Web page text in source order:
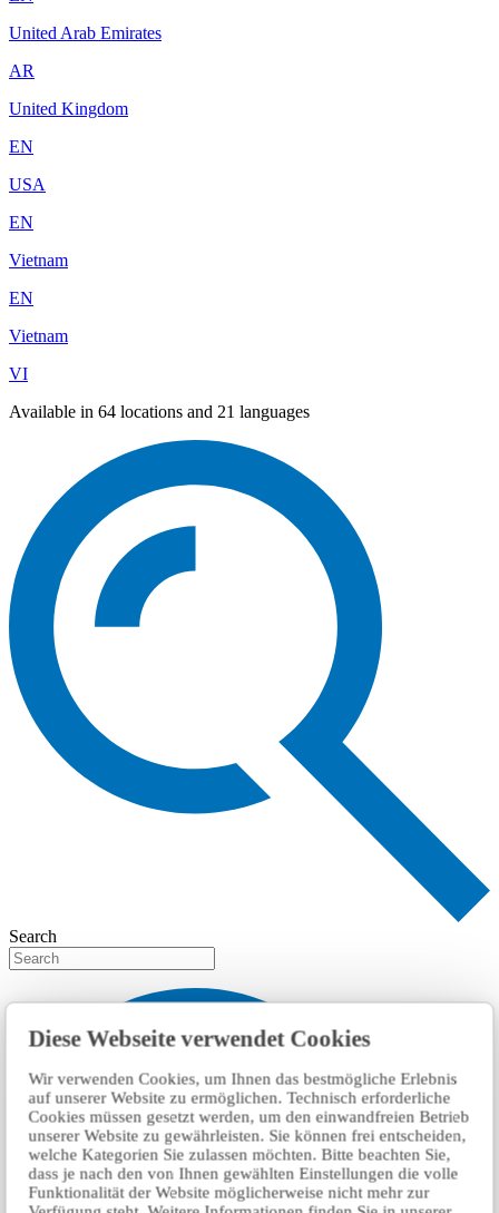
Diese Webseite verwendet Cookies
Wir verwenden Cookies, um Ihnen das bestmögliche Erlebnis
auf unserer Website zu ermöglichen. Technisch erforderliche
Cookies müssen gesetzt werden, um den einwandfreien Betrieb
unserer Website zu gewährleisten. Sie können frei entscheiden,
welche Kategorien Sie zulassen möchten. Bitte beachten Sie,
dass je nach den von Ihnen gewählten Einstellungen die volle
Funktionalität der Website möglicherweise nicht mehr zur
United Arab Emirates
AR
United Kingdom
EN
USA
EN
Vietnam
EN
Vietnam
VI
Available in 64 locations and 21 languages
Search